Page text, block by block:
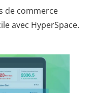
de commerce
avec HyperSpace.